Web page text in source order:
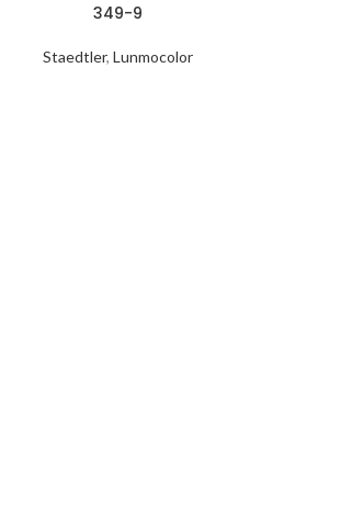
349-9
Staedtler, Lunmocolor